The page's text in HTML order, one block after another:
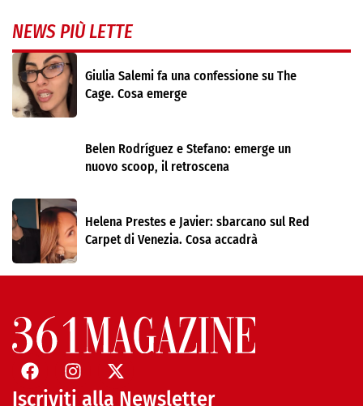
NEWS PIÙ LETTE
Giulia Salemi fa una confessione su The
Cage. Cosa emerge
Belen Rodríguez e Stefano: emerge un
nuovo scoop, il retroscena
Helena Prestes e Javier: sbarcano sul Red
Carpet di Venezia. Cosa accadrà
Iscriviti alla Newsletter